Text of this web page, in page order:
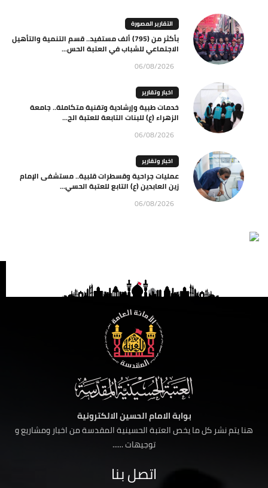
التقارير المصورة
بأكثر من (795) ألف مستفيد.. قسم التنمية والتأهيل
الاجتماعي للشباب في العتبة الحس...
06/08/2026
اخبار وتقارير
خدمات طبية وإرشادية وتقنية متكاملة.. جامعة
الزهراء (ع) للبنات التابعة للعتبة الح...
06/08/2026
اخبار وتقارير
عمليات جراحية وقسطرات قلبية.. مستشفى الإمام
زين العابدين (ع) التابع للعتبة الحسي...
06/08/2026
بوابة الامام الحسين الالكترونية
هنا يتم نشر كل ما يخص العتبة الحسينية المقدسة من اخبار ومشاريع و
توجيهات ......
اتصل بنا